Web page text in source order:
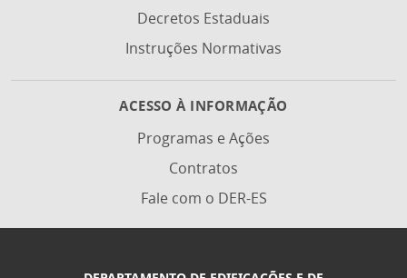
Decretos Estaduais
Instruções Normativas
ACESSO À INFORMAÇÃO
Programas e Ações
Contratos
Fale com o DER-ES